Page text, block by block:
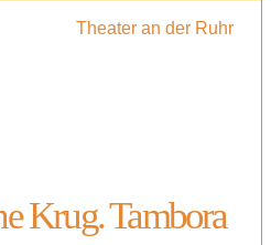
Theater an der Ruhr
Krug. Tambora